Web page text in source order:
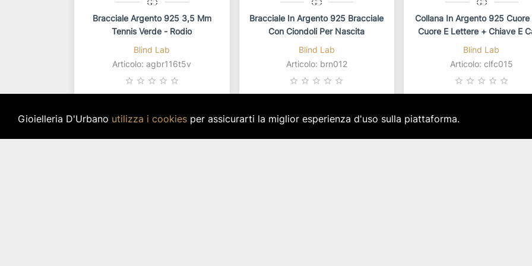
Bracciale Argento 925 3,5 Mm
Tennis Verde - Rodio
Blind Lab
Articolo: agbr116t5v
star_border star_border star_border star_border star_border
49,00 €IVA inclusa
Disponibilità immediata per 1 pz.
Bracciale In Argento 925 Bracciale
Con Ciondoli Per Nascita
Blind Lab
Articolo: brn012
star_border star_border star_border star_border star_border
49,00 €IVA inclusa
Disponibilità immediata per 1 pz.
Collana In Argento 925 Cuore
Cuore E Lettere + Chiave E
Blind Lab
Articolo: clfc015
star_border star_border star_border star_border star_border
49,00 €
Disponibilità immediata per 1
Gioielleria D'Urbano utilizza i cookiesper assicurarti la miglior esperienza d'uso sulla piattaforma.